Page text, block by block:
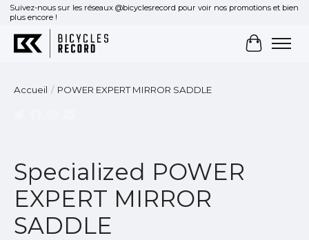
Suivez-nous sur les réseaux @bicyclesrecord pour voir nos promotions et bien
plus encore !
Panier
Accueil / POWER EXPERT MIRROR SADDLE
Specialized POWER
EXPERT MIRROR
SADDLE